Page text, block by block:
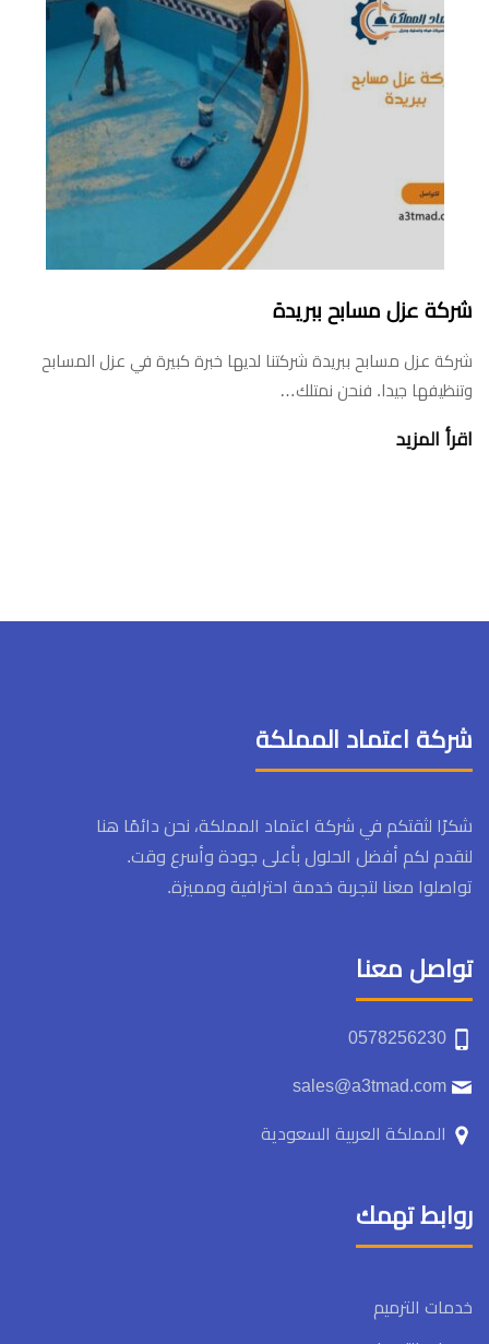
شركة عزل مسابح ببريدة
شركة عزل مسابح ببريدة شركتنا لديها خبرة كبيرة في عزل المسابح
وتنظيفها جيدا. فنحن نمتلك…
اقرأ المزيد
شركة اعتماد المملكة
شكرًا لثقتكم في شركة اعتماد المملكة، نحن دائمًا هنا
لنقدم لكم أفضل الحلول بأعلى جودة وأسرع وقت.
تواصلوا معنا لتجربة خدمة احترافية ومميزة.
تواصل معنا
المملكة العربية السعودية
روابط تهمك
خدمات الترميم